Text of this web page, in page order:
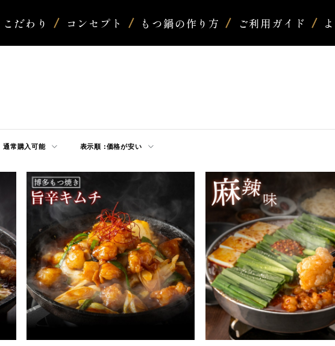
こだわり コンセプト もつ鍋の作り方 ご利用ガイド
通常購入可能 表示順 :価格が安い